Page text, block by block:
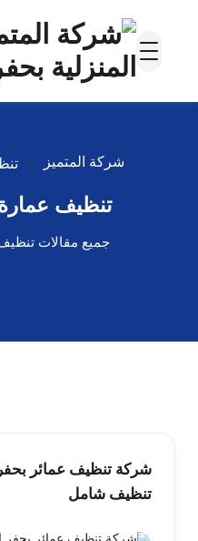
شركة المتميز
تنظيف
جميع مقالات
تنظيف شامل